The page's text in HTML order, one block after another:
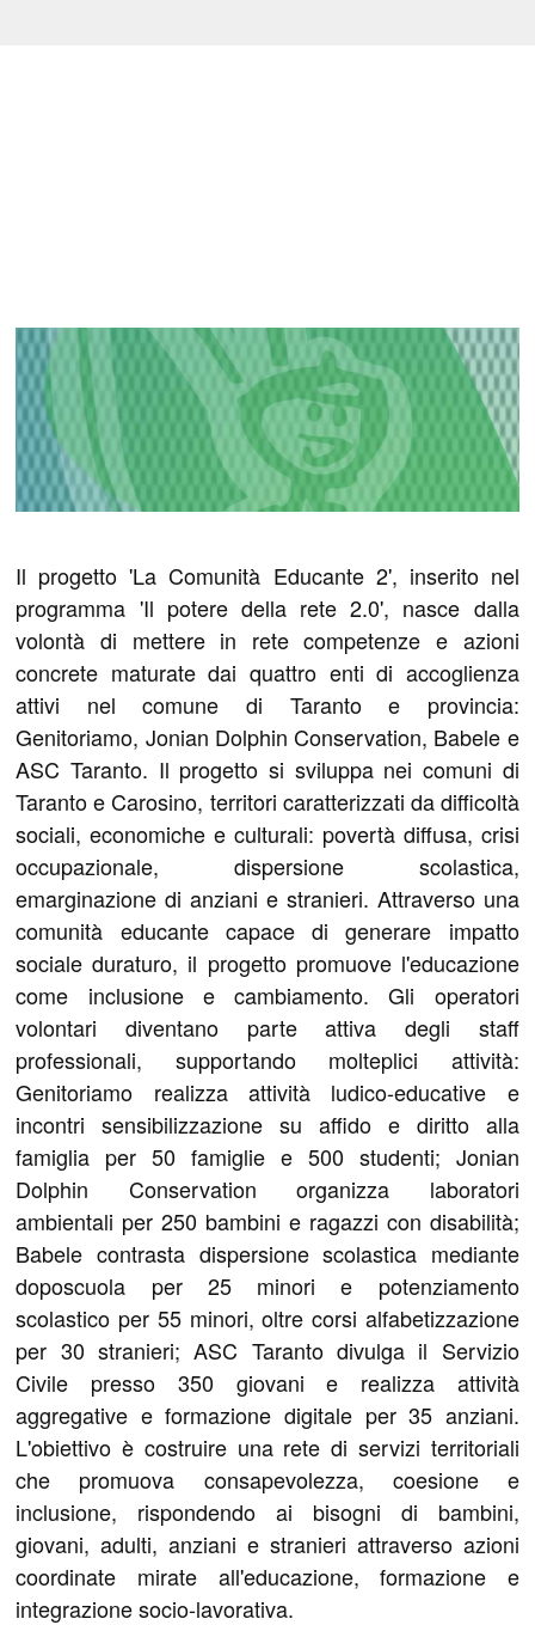
Il progetto 'La Comunità Educante 2', inserito nel
programma 'Il potere della rete 2.0', nasce dalla
volontà di mettere in rete competenze e azioni
concrete maturate dai quattro enti di accoglienza
attivi nel comune di Taranto e provincia:
Genitoriamo, Jonian Dolphin Conservation, Babele e
ASC Taranto. Il progetto si sviluppa nei comuni di
Taranto e Carosino, territori caratterizzati da difficoltà
sociali, economiche e culturali: povertà diffusa, crisi
occupazionale, dispersione scolastica,
emarginazione di anziani e stranieri. Attraverso una
comunità educante capace di generare impatto
sociale duraturo, il progetto promuove l'educazione
come inclusione e cambiamento. Gli operatori
volontari diventano parte attiva degli staff
professionali, supportando molteplici attività:
Genitoriamo realizza attività ludico-educative e
incontri sensibilizzazione su affido e diritto alla
famiglia per 50 famiglie e 500 studenti; Jonian
Dolphin Conservation organizza laboratori
ambientali per 250 bambini e ragazzi con disabilità;
Babele contrasta dispersione scolastica mediante
doposcuola per 25 minori e potenziamento
scolastico per 55 minori, oltre corsi alfabetizzazione
per 30 stranieri; ASC Taranto divulga il Servizio
Civile presso 350 giovani e realizza attività
aggregative e formazione digitale per 35 anziani.
L'obiettivo è costruire una rete di servizi territoriali
che promuova consapevolezza, coesione e
inclusione, rispondendo ai bisogni di bambini,
giovani, adulti, anziani e stranieri attraverso azioni
coordinate mirate all'educazione, formazione e
integrazione socio-lavorativa.